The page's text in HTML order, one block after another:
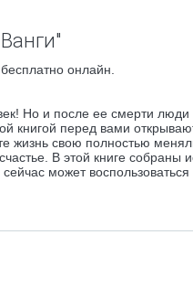
онлайн.
Но и после ее смерти люди
книгой перед вами
жизнь свою полностью
В этой книге собраны
может воспользоваться